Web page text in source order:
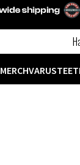
MERCHVARUSTEET